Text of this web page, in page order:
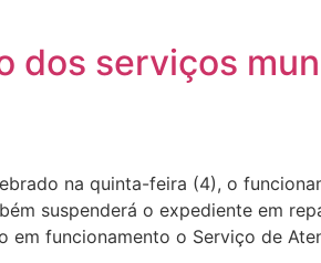
dos serviços
na quinta-feira (4), o
suspenderá o expediente em
em funcionamento o Serviço de